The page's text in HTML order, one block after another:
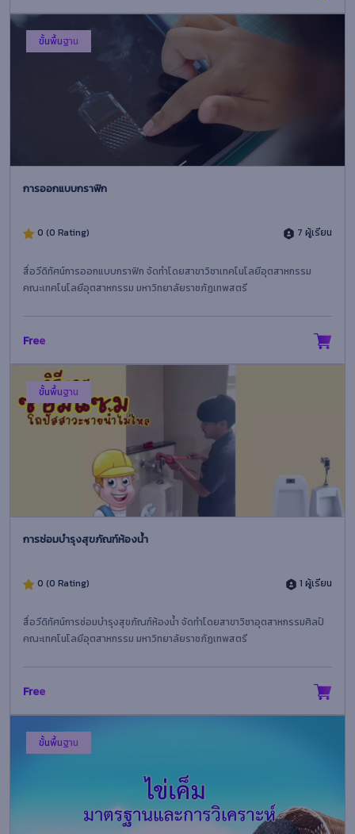
ขั้นพื้นฐาน
การออกแบบกราฟิก
0 (0 Rating) 7 ผู้เรียน
สื่อวีดิทัศน์การออกแบบกราฟิก จัดทำโดยสาขาวิชาเทคโนโลยีอุตสาหกรรม
คณะเทคโนโลยีอุตสาหกรรม มหาวิทยาลัยราชภัฏเทพสตรี
Free
ขั้นพื้นฐาน
การซ่อมบำรุงสุขภัณฑ์ห้องน้ำ
0 (0 Rating) 1 ผู้เรียน
สื่อวีดิทัศน์การซ่อมบำรุงสุขภัณฑ์ห้องน้ำ จัดทำโดยสาขาวิชาอุตสาหกรรมศิลป์
คณะเทคโนโลยีอุตสาหกรรม มหาวิทยาลัยราชภัฏเทพสตรี
Free
ขั้นพื้นฐาน